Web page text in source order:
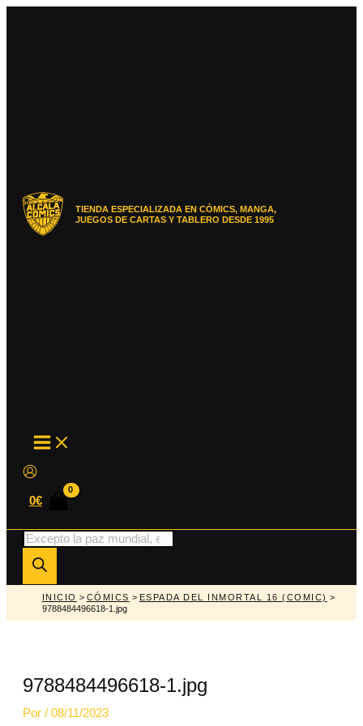
TIENDA ESPECIALIZADA EN CÓMICS, MANGA,
JUEGOS DE CARTAS Y TABLERO DESDE 1995
MAIN
MENU
0€
Búsqueda
de
productos
INICIO > CÓMICS > ESPADA DEL INMORTAL 16 (COMIC) >
9788484496618-1.jpg
9788484496618-1.jpg
Por / 08/11/2023